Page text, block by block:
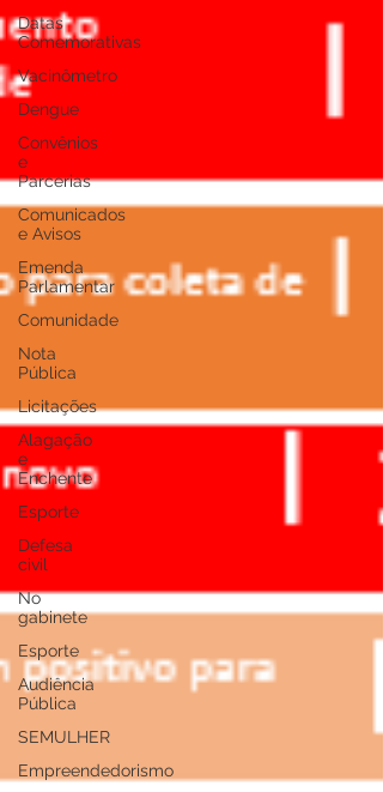
Datas
Comemorativas
Vacinômetro
Dengue
Convênios
e
Parcerias
Comunicados
e Avisos
Emenda
Parlamentar
Comunidade
Nota
Pública
Licitações
Alagação
e
Enchente
Esporte
Defesa
civil
No
gabinete
Esporte
Audiência
Pública
SEMULHER
Empreendedorismo